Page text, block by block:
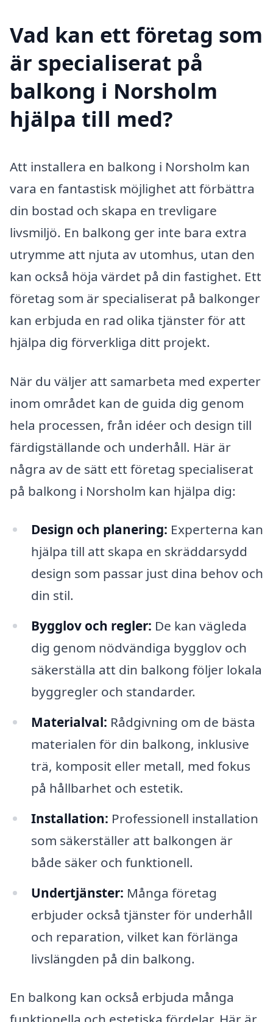
Vad kan ett företag som
är specialiserat på
balkong i Norsholm
hjälpa till med?
Att installera en balkong i Norsholm kan
vara en fantastisk möjlighet att förbättra
din bostad och skapa en trevligare
livsmiljö. En balkong ger inte bara extra
utrymme att njuta av utomhus, utan den
kan också höja värdet på din fastighet. Ett
företag som är specialiserat på balkonger
kan erbjuda en rad olika tjänster för att
hjälpa dig förverkliga ditt projekt.
När du väljer att samarbeta med experter
inom området kan de guida dig genom
hela processen, från idéer och design till
färdigställande och underhåll. Här är
några av de sätt ett företag specialiserat
på balkong i Norsholm kan hjälpa dig:
Design och planering: Experterna kan
hjälpa till att skapa en skräddarsydd
design som passar just dina behov och
din stil.
Bygglov och regler: De kan vägleda
dig genom nödvändiga bygglov och
säkerställa att din balkong följer lokala
byggregler och standarder.
Materialval: Rådgivning om de bästa
materialen för din balkong, inklusive
trä, komposit eller metall, med fokus
på hållbarhet och estetik.
Installation: Professionell installation
som säkerställer att balkongen är
både säker och funktionell.
Undertjänster: Många företag
erbjuder också tjänster för underhåll
och reparation, vilket kan förlänga
livslängden på din balkong.
En balkong kan också erbjuda många